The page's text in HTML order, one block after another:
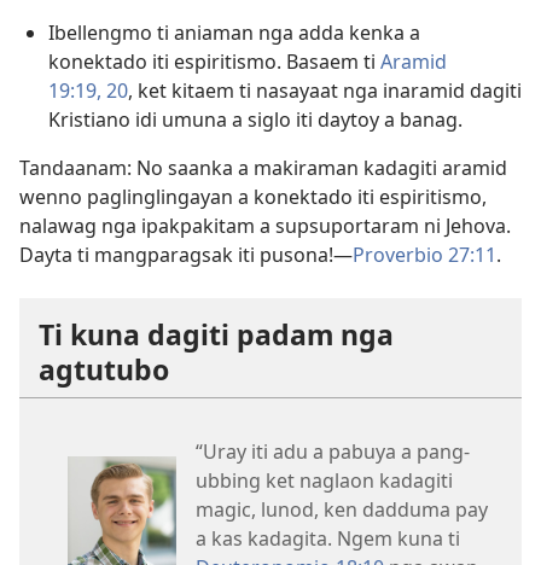
Ibellengmo ti aniaman nga adda kenka a
konektado iti espiritismo. Basaem ti Aramid
19:19, 20, ket kitaem ti nasayaat nga inaramid dagiti
Kristiano idi umuna a siglo iti daytoy a banag.
Tandaanam: No saanka a makiraman kadagiti aramid
wenno paglinglingayan a konektado iti espiritismo,
nalawag nga ipakpakitam a supsuportaram ni Jehova.
Dayta ti mangparagsak iti pusona!​—Proverbio 27:11.
Ti kuna dagiti padam nga
agtutubo
“Uray iti adu a pabuya a pang-
ubbing ket naglaon kadagiti
magic, lunod, ken dadduma pay
a kas kadagita. Ngem kuna ti